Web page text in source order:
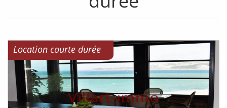
Location courte durée